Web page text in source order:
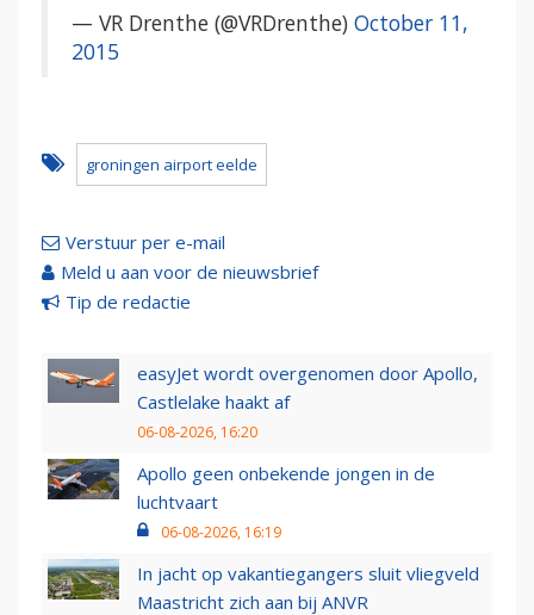
— VR Drenthe (@VRDrenthe) October 11,
2015
groningen airport eelde
Verstuur per e-mail
Meld u aan voor de nieuwsbrief
Tip de redactie
easyJet wordt overgenomen door Apollo,
Castlelake haakt af
06-08-2026, 16:20
Apollo geen onbekende jongen in de
luchtvaart
06-08-2026, 16:19
In jacht op vakantiegangers sluit vliegveld
Maastricht zich aan bij ANVR